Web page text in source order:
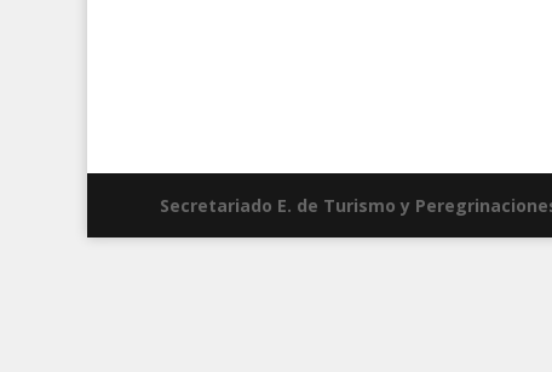
Secretariado E. de Turismo y